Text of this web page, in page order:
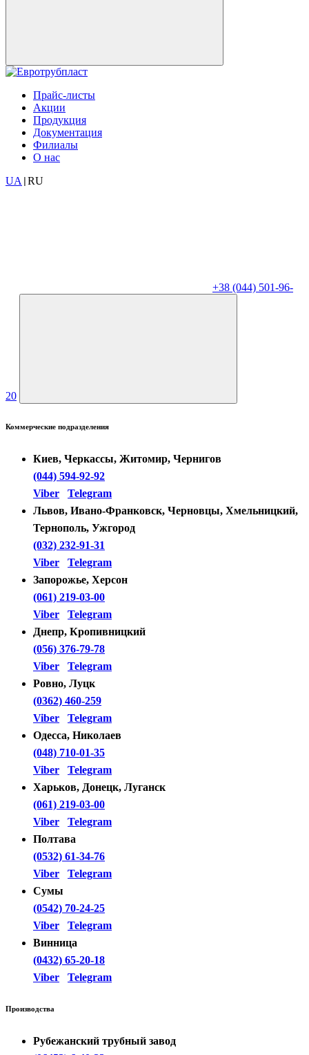
Прайс-листы
Акции
Продукция
Документация
Филиалы
О нас
UA RU
+38 (044) 501-96-
20
Коммерческие подразделения
Киев, Черкассы, Житомир, Чернигов
(044) 594-92-92
Viber
Telegram
Львов, Ивано-Франковск, Черновцы, Хмельницкий,
Тернополь, Ужгород
(032) 232-91-31
Viber
Telegram
Запорожье, Херсон
(061) 219-03-00
Viber
Telegram
Днепр, Кропивницкий
(056) 376-79-78
Viber
Telegram
Ровно, Луцк
(0362) 460-259
Viber
Telegram
Одесса, Николаев
(048) 710-01-35
Viber
Telegram
Харьков, Донецк, Луганск
(061) 219-03-00
Viber
Telegram
Полтава
(0532) 61-34-76
Viber
Telegram
Сумы
(0542) 70-24-25
Viber
Telegram
Винница
(0432) 65-20-18
Viber
Telegram
Производства
Рубежанский трубный завод